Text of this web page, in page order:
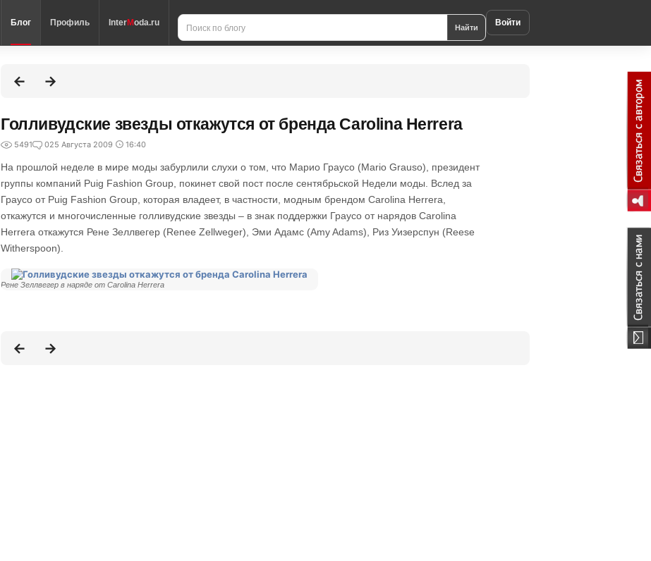
Блог Профиль InterModa.ru Найти Войти
Голливудские звезды откажутся от бренда Carolina Herrera
5491 025 Августа 2009 16:40
На прошлой неделе в мире моды забурлили слухи о том, что Марио Граусо (Mario Grauso), президент
группы компаний Puig Fashion Group, покинет свой пост после сентябрьской Недели моды. Вслед за
Граусо от Puig Fashion Group, которая владеет, в частности, модным брендом Carolina Herrera,
откажутся и многочисленные голливудские звезды – в знак поддержки Граусо от нарядов Carolina
Herrera откажутся Рене Зеллвегер (Renеe Zellweger), Эми Адамс (Amy Adams), Риз Уизерспун (Reese
Witherspoon).
Рене Зеллвегер в наряде от Carolina Herrera